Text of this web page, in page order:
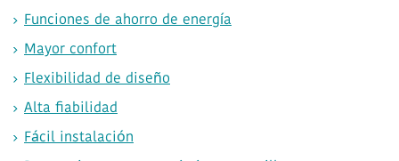
Funciones de ahorro de energía
Mayor confort
Flexibilidad de diseño
Alta fiabilidad
Fácil instalación